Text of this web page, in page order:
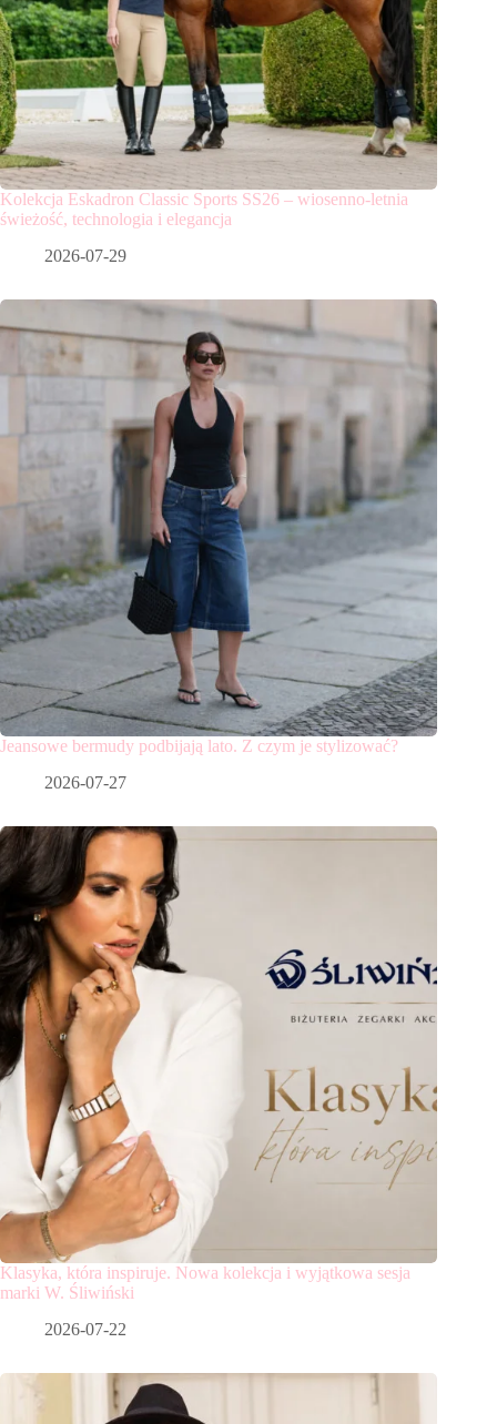
Kolekcja Eskadron Classic Sports SS26 – wiosenno-letnia
świeżość, technologia i elegancja
2026-07-29
Jeansowe bermudy podbijają lato. Z czym je stylizować?
2026-07-27
Klasyka, która inspiruje. Nowa kolekcja i wyjątkowa sesja
marki W. Śliwiński
2026-07-22